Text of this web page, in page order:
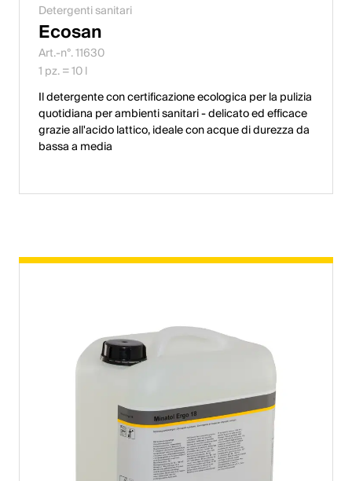
Detergenti sanitari
Ecosan
Art.-n°. 11630
1 pz. = 10 l
Il detergente con certificazione ecologica per la pulizia
quotidiana per ambienti sanitari - delicato ed efficace
grazie all'acido lattico, ideale con acque di durezza da
bassa a media